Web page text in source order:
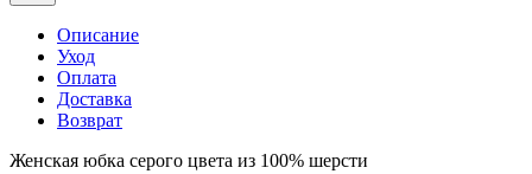
Описание
Уход
Оплата
Доставка
Возврат
Женская юбка серого цвета из 100% шерсти